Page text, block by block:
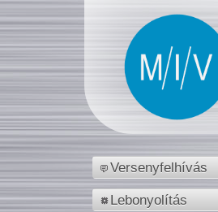
Versenyfelhívás
Lebonyolítás